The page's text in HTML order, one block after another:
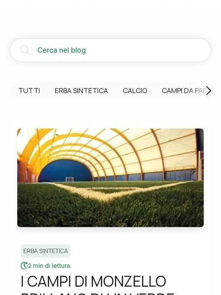
TUTTI ERBA SINTETICA CALCIO CAMPI DA PADEL
ERBA SINTETICA
2 min di lettura.
I CAMPI DI MONZELLO